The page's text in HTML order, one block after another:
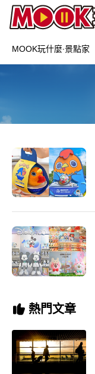
MOOK玩什麼‧景點家
熱門文章